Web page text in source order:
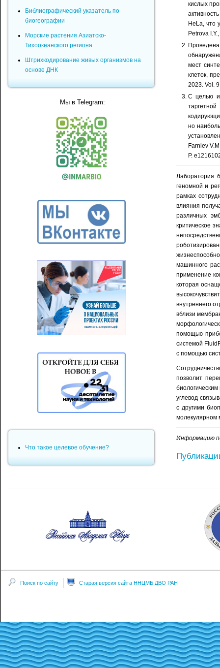
кислых
HeLa, что
Petrova
мест
клеток,
2023. Vol.
С целью
но
Farniev
P.
Лаборатория
геномной и
рамках
влияния
различных
критическое
машинного
применение
которая
внутреннего
вблизи
помощью
системой
с помощью
позволит
углевод-
с другими
молекулярном
Информацию
Библиографический указатель по
биогеографии
Морские растения Азиатско-
Тихоокеанского региона
Штрихкодирование живых организмов на
основе ДНК
Мы в Telegram:
Что такое целевое обучение?
Поиск по сайту Старая версия сайта ННЦМБ ДВО РАН